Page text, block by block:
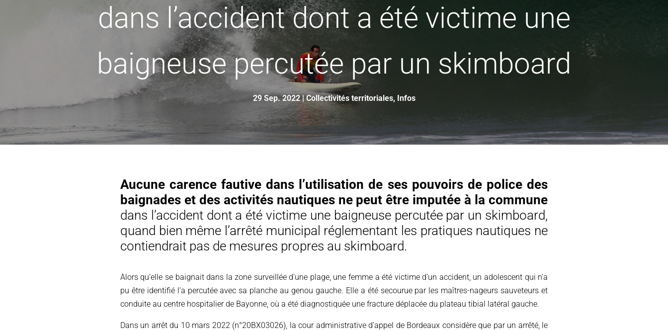
dans l’accident dont a été victime une
baigneuse percutée par un skimboard
29 Sep. 2022|Collectivités territoriales, Infos
Aucune carence fautive dans l’utilisation de ses pouvoirs de police des
baignades et des activités nautiques ne peut être imputée à la commune
dans l’accident dont a été victime une baigneuse percutée par un skimboard,
quand bien même l’arrêté municipal réglementant les pratiques nautiques ne
contiendrait pas de mesures propres au skimboard.
Alors qu’elle se baignait dans la zone surveillée d’une plage, une femme a été victime d’un accident, un adolescent qui n’a
pu être identifié l’a percutée avec sa planche au genou gauche. Elle a été secourue par les maîtres-nageurs sauveteurs et
conduite au centre hospitalier de Bayonne, où a été diagnostiquée une fracture déplacée du plateau tibial latéral gauche.
Dans un arrêt du 10 mars 2022 (n°20BX03026), la cour administrative d’appel de Bordeaux considère que par un arrêté, le